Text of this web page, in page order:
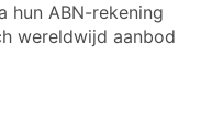
hun ABN-rekening
wereldwijd aanbod